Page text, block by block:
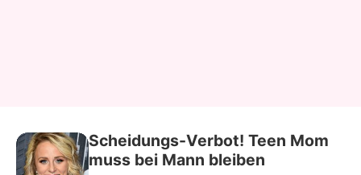
Scheidungs-Verbot! Teen Mom
muss bei Mann bleiben